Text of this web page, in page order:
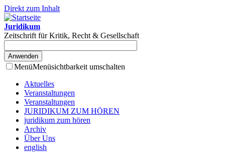
Direkt zum Inhalt
Juridikum
Zeitschrift für Kritik, Recht & Gesellschaft
MenüMenüsichtbarkeit umschalten
Aktuelles
Veranstaltungen
Veranstaltungen
JURIDIKUM ZUM HÖREN
juridikum zum hören
Archiv
Über Uns
english